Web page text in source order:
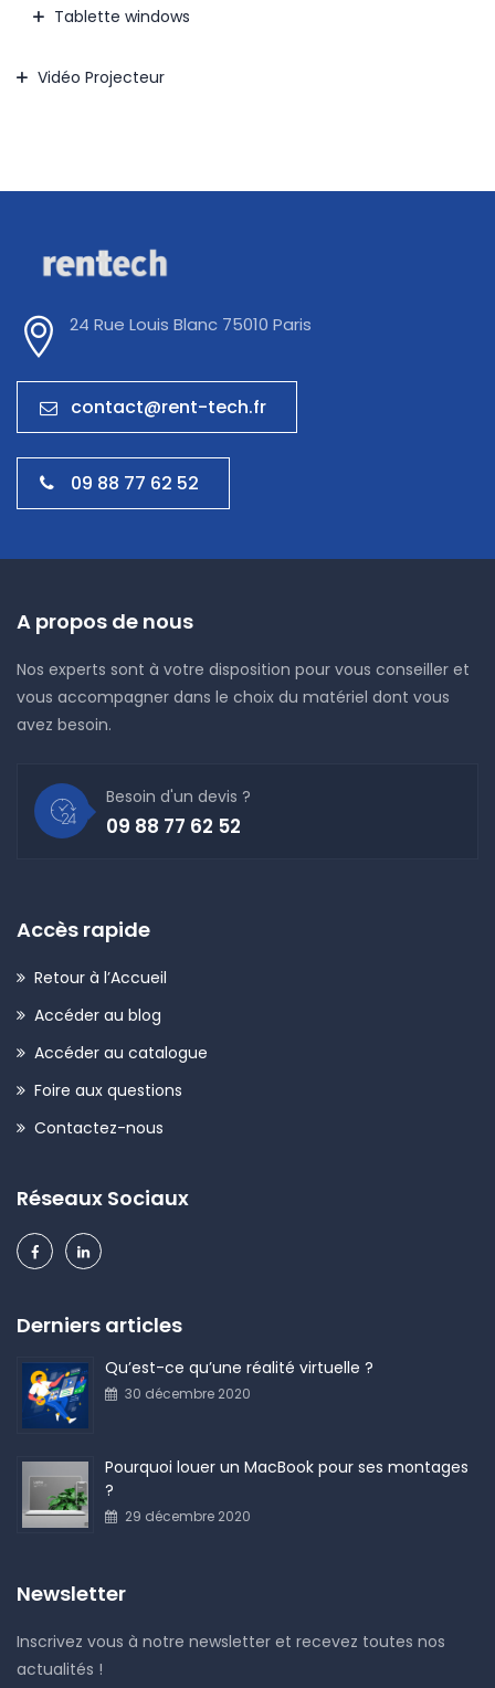
Tablette windows
Vidéo Projecteur
24 Rue Louis Blanc 75010 Paris
contact@rent-tech.fr
09 88 77 62 52
A propos de nous
Nos experts sont à votre disposition pour vous conseiller et
vous accompagner dans le choix du matériel dont vous
avez besoin.
Besoin d'un devis ?
09 88 77 62 52
Accès rapide
Retour à l’Accueil
Accéder au blog
Accéder au catalogue
Foire aux questions
Contactez-nous
Réseaux Sociaux
Derniers articles
Qu’est-ce qu’une réalité virtuelle ?
30 décembre 2020
Pourquoi louer un MacBook pour ses montages
?
29 décembre 2020
Newsletter
Inscrivez vous à notre newsletter et recevez toutes nos
actualités !